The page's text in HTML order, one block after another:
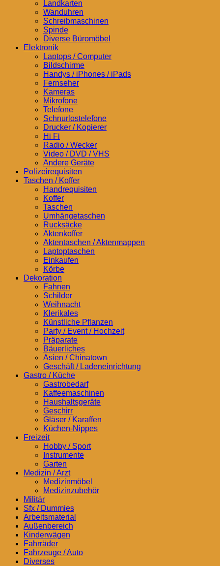
Landkarten
Wanduhren
Schreibmaschinen
Spinde
Diverse Büromöbel
Elektronik
Laptops / Computer
Bildschirme
Handys / iPhones / iPads
Fernseher
Kameras
Mikrofone
Telefone
Schnurlostelefone
Drucker / Kopierer
Hi Fi
Radio / Wecker
Video / DVD / VHS
Andere Geräte
Polizeirequisiten
Taschen / Koffer
Handrequisiten
Koffer
Taschen
Umhängetaschen
Rucksäcke
Aktenkoffer
Aktentaschen / Aktenmappen
Laptoptaschen
Einkaufen
Körbe
Dekoration
Fahnen
Schilder
Weihnacht
Klerikales
Künstliche Pflanzen
Party / Event / Hochzeit
Präparate
Bäuerliches
Asien / Chinatown
Geschäft / Ladeneinrichtung
Gastro / Küche
Gastrobedarf
Kaffeemaschinen
Haushaltsgeräte
Geschirr
Gläser / Karaffen
Küchen-Nippes
Freizeit
Hobby / Sport
Instrumente
Garten
Medizin / Arzt
Medizinmöbel
Medizinzubehör
Militär
Sfx / Dummies
Arbeitsmaterial
Außenbereich
Kinderwägen
Fahrräder
Fahrzeuge / Auto
Diverses